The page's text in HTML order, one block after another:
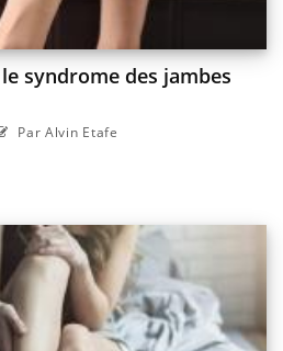
syndrome des jambes
Par Alvin Etafe